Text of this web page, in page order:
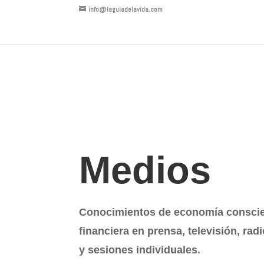
info@laguiadelavida.com
Medios
Conocimientos de economía
financiera en prensa, televisión,
y sesiones individuales.